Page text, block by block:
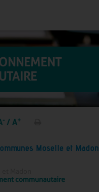
Moselle et Madon
- / A+
communautaire